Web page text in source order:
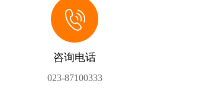
咨询电话
023-87100333